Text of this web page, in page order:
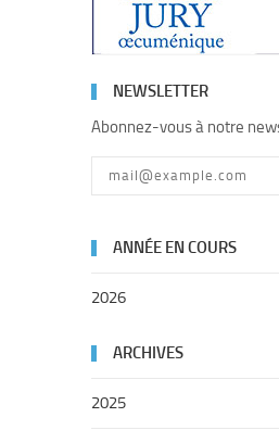
NEWSLETTER
Abonnez-vous à notre
ANNÉE EN COURS
2026
ARCHIVES
2025